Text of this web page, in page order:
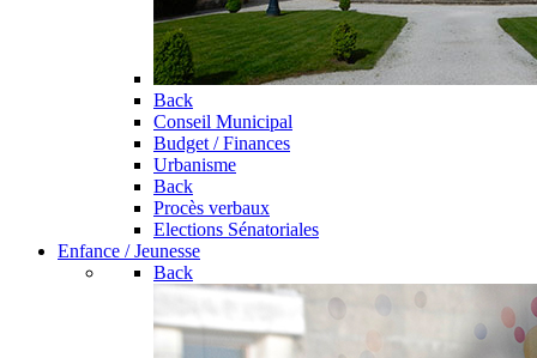
Back
Conseil Municipal
Budget / Finances
Urbanisme
Back
Procès verbaux
Elections Sénatoriales
Enfance / Jeunesse
Back